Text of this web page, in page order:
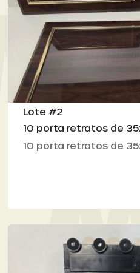
Lote #2
10 porta retratos de
10 porta retratos de